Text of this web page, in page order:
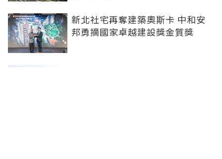
新北社宅再奪建築奧斯卡 中和安
邦勇摘國家卓越建設獎金質獎